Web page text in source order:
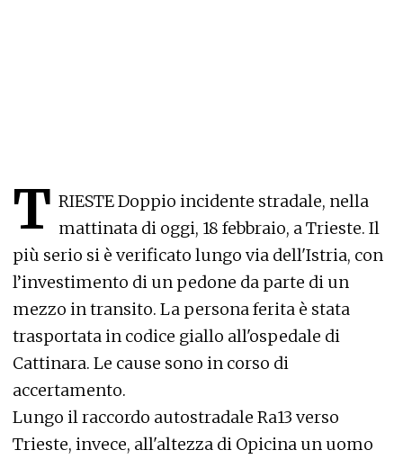
T RIESTE Doppio incidente stradale, nella
mattinata di oggi, 18 febbraio, a Trieste. Il
più serio si è verificato lungo via dell'Istria, con
l’investimento di un pedone da parte di un
mezzo in transito. La persona ferita è stata
trasportata in codice giallo all'ospedale di
Cattinara. Le cause sono in corso di
accertamento.
Lungo il raccordo autostradale Ra13 verso
Trieste, invece, all'altezza di Opicina un uomo